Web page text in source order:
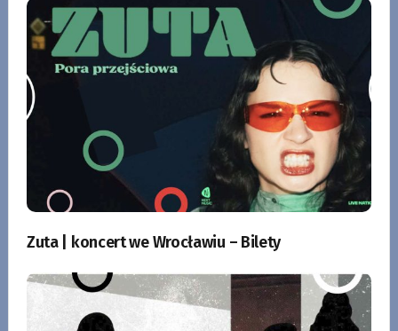
Zuta | koncert we Wrocławiu – Bilety